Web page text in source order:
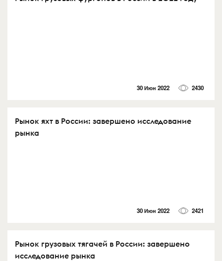
30 Июн 2022 2430
Рынок яхт в России: завершено исследование
рынка
30 Июн 2022 2421
Рынок грузовых тягачей в России: завершено
исследование рынка